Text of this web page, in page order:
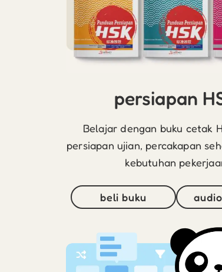
persiapan
Belajar dengan buku cetak
persiapan ujian, percakapan
kebutuhan
beli buku